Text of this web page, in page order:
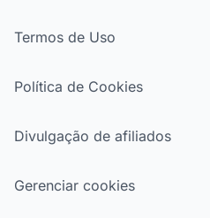
Termos de Uso
Política de Cookies
Divulgação de afiliados
Gerenciar cookies